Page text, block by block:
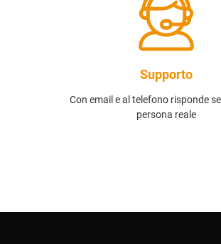
Supporto
Con email e al telefono risponde
persona reale